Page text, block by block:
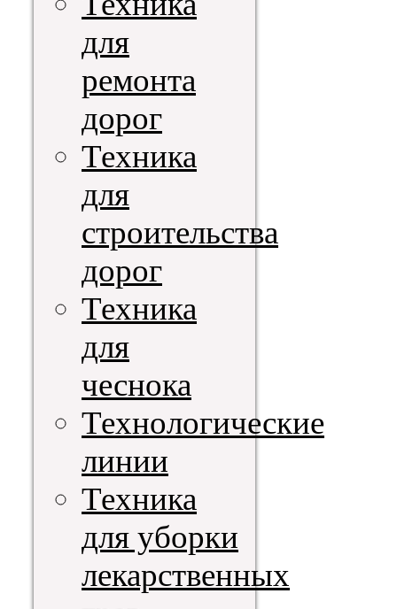
для
ремонта
дорог
Техника
для
строительства
дорог
Техника
для
чеснока
Технологические
линии
Техника
для уборки
лекарственных